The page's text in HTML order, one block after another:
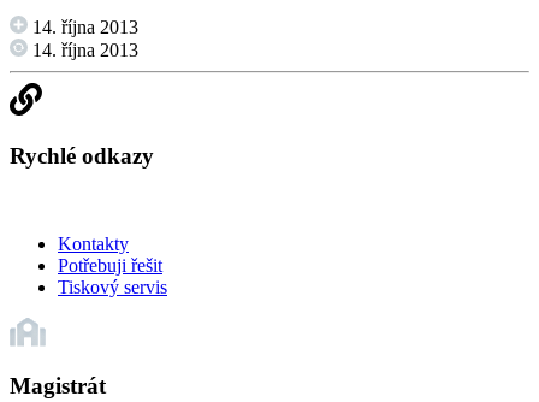
14. října 2013
14. října 2013
Rychlé odkazy
Kontakty
Potřebuji řešit
Tiskový servis
Magistrát